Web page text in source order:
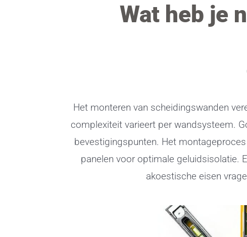
Wat heb je
Het monteren van scheidingswanden
complexiteit varieert per wandsysteem.
bevestigingspunten. Het
panelen voor optimale geluidsisolatie.
akoestische eisen